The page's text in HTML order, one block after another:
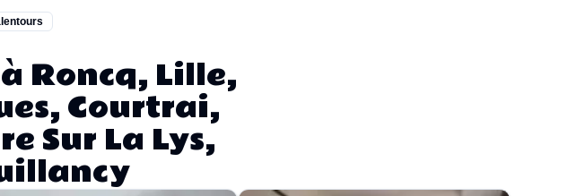
Roncq, Lille,
Courtrai,
Sur La Lys,